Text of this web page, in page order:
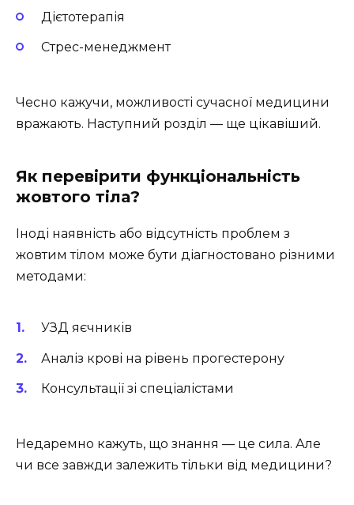
Дієтотерапія
Стрес-менеджмент
Чесно кажучи, можливості сучасної медицини
вражають. Наступний розділ — ще цікавіший.
Як перевірити функціональність
жовтого тіла?
Іноді наявність або відсутність проблем з
жовтим тілом може бути діагностовано різними
методами:
УЗД яєчників
Аналіз крові на рівень прогестерону
Консультації зі спеціалістами
Недаремно кажуть, що знання — це сила. Але
чи все завжди залежить тільки від медицини?